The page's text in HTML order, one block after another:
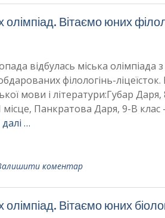
Вітаємо юних
відбулась міська олімпіада
філологінь-ліцеїсток.
мови і літератури:Губар
місце, Панкратова Даря, 9-В клас
…
коментар
Вітаємо юних